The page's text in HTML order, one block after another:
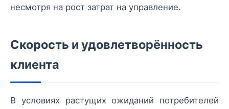
несмотря на рост затрат на управление.
Скорость и удовлетворённость
клиента
В условиях растущих ожиданий потребителей